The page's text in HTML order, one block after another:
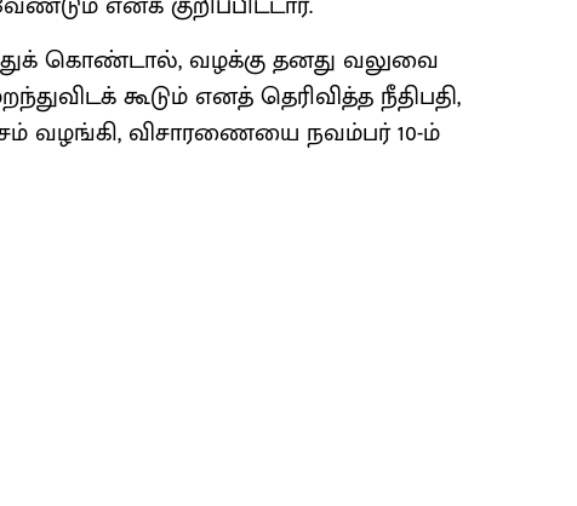
கொண்டால், வழக்கு தனது வலுவை
கூடும் எனத் தெரிவித்த நீதிபதி,
வழங்கி, விசாரணையை நவம்பர் 10-ம்